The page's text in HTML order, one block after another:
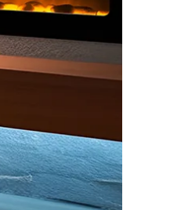
Caminetto elettrico